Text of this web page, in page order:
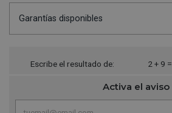
Garantías disponibles
Escribe el resultado de: 2 + 9 =
Activa el aviso